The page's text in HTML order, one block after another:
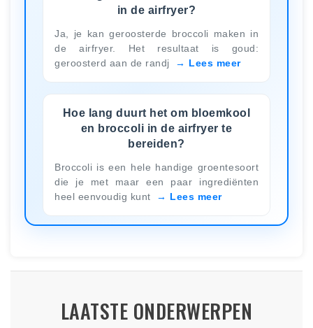
in de airfryer?
Ja, je kan geroosterde broccoli maken in
de airfryer. Het resultaat is goud:
geroosterd aan de randj
Lees meer
Hoe lang duurt het om bloemkool
en broccoli in de airfryer te
bereiden?
Broccoli is een hele handige groentesoort
die je met maar een paar ingrediënten
heel eenvoudig kunt
Lees meer
LAATSTE ONDERWERPEN